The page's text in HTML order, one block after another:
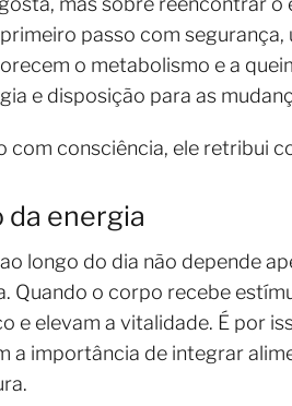
passo com
o metabolismo e a
e disposição para as
com consciência, ele retribui
da energia
longo do dia não depende
Quando o corpo recebe
e elevam a vitalidade. É por
a importância de integrar